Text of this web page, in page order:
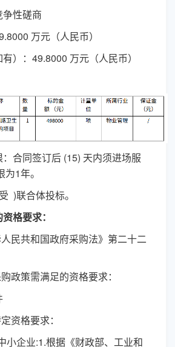
性磋商
000 万元（人民币）
）： 49.8000 万元（人民币）
合同签订后 (15) 天内须进场服
1年。
)联合体投标。
格要求：
民共和国政府采购法》第二十二
政策需满足的资格要求：
资格要求：
小企业:1.根据《财政部、工业和